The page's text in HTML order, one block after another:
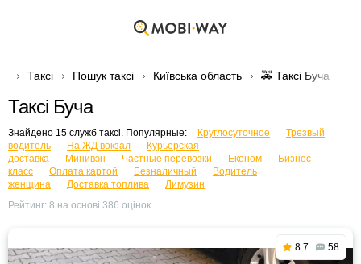
Таксі Пошук таксі Київська область 🚕 Таксі Буча
Таксі Буча
Знайдено 15 служб таксі. Популярные: Круглосуточное
Трезвый
водитель
На ЖД вокзал
Курьерская
доставка
Минивэн Частные перевозки Економ
Бизнес
класс
Оплата картой Безналичный
Водитель
женщина
Доставка топлива
Лимузин
Рейтинг: 8 на основі 386 оцінок
8.7 58